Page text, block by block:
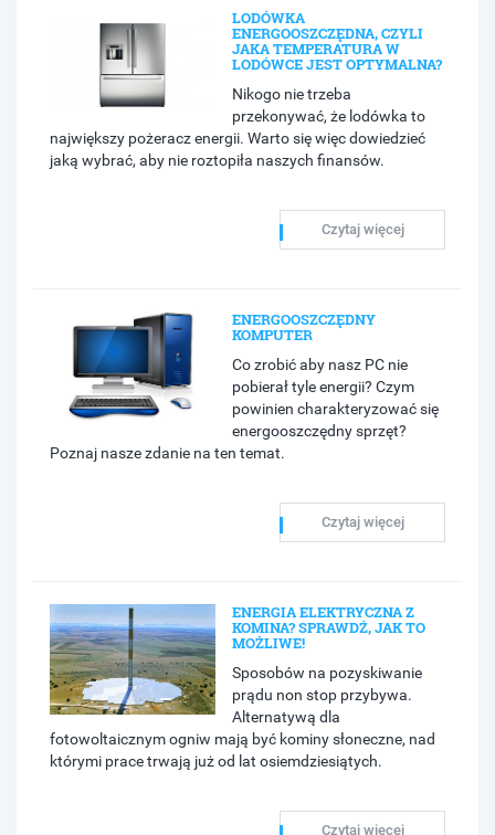
LODÓWKA
ENERGOOSZCZĘDNA, CZYLI
JAKA TEMPERATURA W
LODÓWCE JEST OPTYMALNA?
Nikogo nie trzeba
przekonywać, że lodówka to
największy pożeracz energii. Warto się więc dowiedzieć
jaką wybrać, aby nie roztopiła naszych finansów.
Czytaj więcej
ENERGOOSZCZĘDNY
KOMPUTER
Co zrobić aby nasz PC nie
pobierał tyle energii? Czym
powinien charakteryzować się
energooszczędny sprzęt?
Poznaj nasze zdanie na ten temat.
Czytaj więcej
ENERGIA ELEKTRYCZNA Z
KOMINA? SPRAWDŹ, JAK TO
MOŻLIWE!
Sposobów na pozyskiwanie
prądu non stop przybywa.
Alternatywą dla
fotowoltaicznym ogniw mają być kominy słoneczne, nad
którymi prace trwają już od lat osiemdziesiątych.
Czytaj więcej